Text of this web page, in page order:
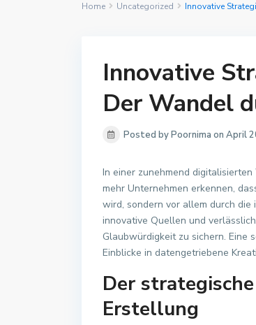
Home Uncategorized Innovative
Innovative
Der Wandel
Posted by Poornima on April
In einer zunehmend
mehr Unternehmen erkennen,
wird, sondern vor allem durch
innovative Quellen und
Glaubwürdigkeit zu sichern. Eine
Einblicke in datengetriebene
Der
Erstellung